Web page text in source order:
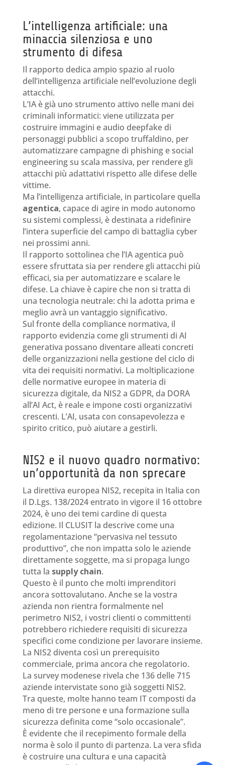
L’intelligenza artificiale: una
minaccia silenziosa e uno
strumento di difesa
Il rapporto dedica ampio spazio al ruolo
dell’intelligenza artificiale nell’evoluzione degli
attacchi.
L’IA è già uno strumento attivo nelle mani dei
criminali informatici: viene utilizzata per
costruire immagini e audio deepfake di
personaggi pubblici a scopo truffaldino, per
automatizzare campagne di phishing e social
engineering su scala massiva, per rendere gli
attacchi più adattativi rispetto alle difese delle
vittime.
Ma l’intelligenza artificiale, in particolare quella
agentica, capace di agire in modo autonomo
su sistemi complessi, è destinata a ridefinire
l’intera superficie del campo di battaglia cyber
nei prossimi anni.
Il rapporto sottolinea che l’IA agentica può
essere sfruttata sia per rendere gli attacchi più
efficaci, sia per automatizzare e scalare le
difese. La chiave è capire che non si tratta di
una tecnologia neutrale: chi la adotta prima e
meglio avrà un vantaggio significativo.
Sul fronte della compliance normativa, il
rapporto evidenzia come gli strumenti di AI
generativa possano diventare alleati concreti
delle organizzazioni nella gestione del ciclo di
vita dei requisiti normativi. La moltiplicazione
delle normative europee in materia di
sicurezza digitale, da NIS2 a GDPR, da DORA
all’AI Act, è reale e impone costi organizzativi
crescenti. L’AI, usata con consapevolezza e
spirito critico, può aiutare a gestirli.
NIS2 e il nuovo quadro normativo:
un’opportunità da non sprecare
La direttiva europea NIS2, recepita in Italia con
il D.Lgs. 138/2024 entrato in vigore il 16 ottobre
2024, è uno dei temi cardine di questa
edizione. Il CLUSIT la descrive come una
regolamentazione “pervasiva nel tessuto
produttivo”, che non impatta solo le aziende
direttamente soggette, ma si propaga lungo
tutta la supply chain.
Questo è il punto che molti imprenditori
ancora sottovalutano. Anche se la vostra
azienda non rientra formalmente nel
perimetro NIS2, i vostri clienti o committenti
potrebbero richiedere requisiti di sicurezza
specifici come condizione per lavorare insieme.
La NIS2 diventa così un prerequisito
commerciale, prima ancora che regolatorio.
La survey modenese rivela che 136 delle 715
aziende intervistate sono già soggetti NIS2.
Tra queste, molte hanno team IT composti da
meno di tre persone e una formazione sulla
sicurezza definita come “solo occasionale”.
È evidente che il recepimento formale della
norma è solo il punto di partenza. La vera sfida
è costruire una cultura e una capacità